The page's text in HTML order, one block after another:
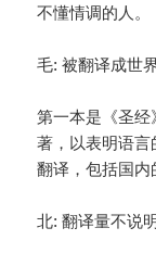
不懂情调的人。
毛: 被翻译成世
第一本是《圣
著，以表明语
翻译，包括国内
北: 翻译量不说